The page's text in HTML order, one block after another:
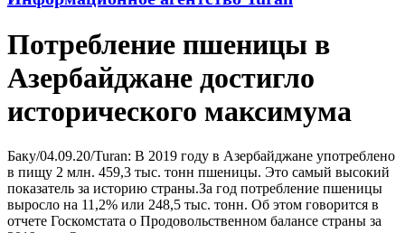
Потребление пшеницы в
Азербайджане достигло
исторического максимума
Баку/04.09.20/Turan: В 2019 году в Азербайджане употреблено
в пищу 2 млн. 459,3 тыс. тонн пшеницы. Это самый высокий
показатель за историю страны.За год потребление пшеницы
выросло на 11,2% или 248,5 тыс. тонн. Об этом говорится в
отчете Госкомстата о Продовольственном балансе страны за